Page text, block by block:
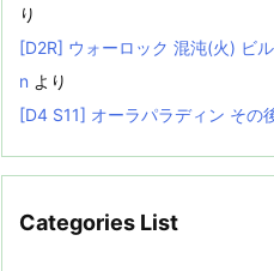
り
[D2R] ウォーロック 混沌(火) ビ
n より
[D4 S11] オーラパラディン その
Categories List